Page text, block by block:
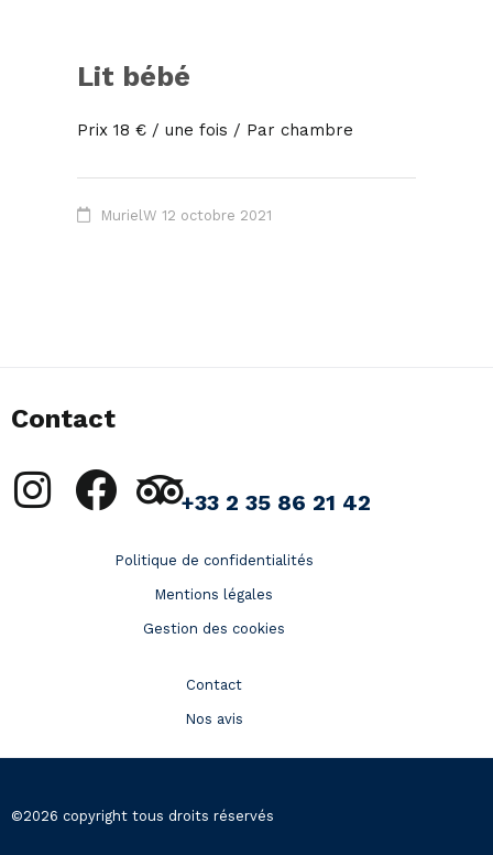
Lit bébé
Prix 18 € / une fois / Par chambre
MurielW 12 octobre 2021
Contact
+33 2 35 86 21 42
Politique de confidentialités
Mentions légales
Gestion des cookies
Contact
Nos avis
©2026 copyright tous droits réservés